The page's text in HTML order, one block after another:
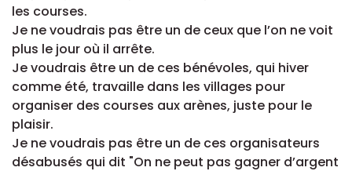
les courses.
Je ne voudrais pas être un de ceux que l’on ne voit
plus le jour où il arrête.
Je voudrais être un de ces bénévoles, qui hiver
comme été, travaille dans les villages pour
organiser des courses aux arènes, juste pour le
plaisir.
Je ne voudrais pas être un de ces organisateurs
désabusés qui dit "On ne peut pas gagner d’argent